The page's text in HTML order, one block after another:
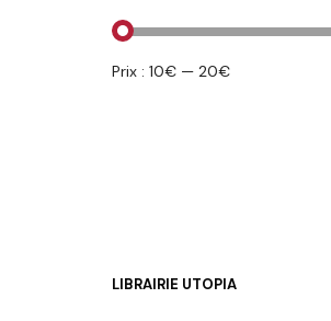
PRIX
PRIX
Prix : 10€ — 20€
LIBRAIRIE UTOPIA